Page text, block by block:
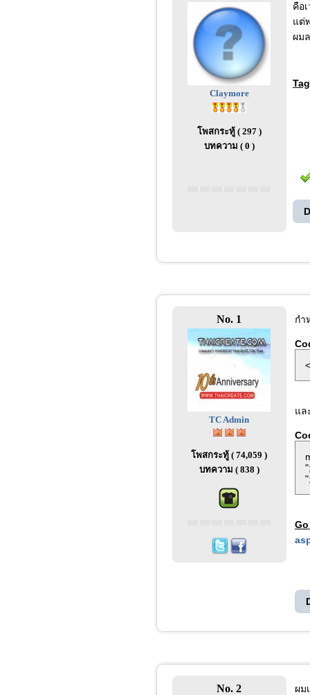
Claymore
โพสกระทู้ ( 297 )
บทความ ( 0 )
คือ
แต่
ผม
Tag
No. 1
TC Admin
โพสกระทู้ ( 74,059 )
บทความ ( 838 )
กำ
แล
No. 2
ผม